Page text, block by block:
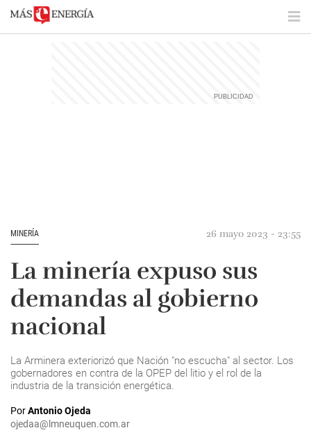
MINERÍA 26 mayo 2023 - 23:55
La minería expuso sus
demandas al gobierno
nacional
La Arminera exteriorizó que Nación "no escucha" al sector. Los
gobernadores en contra de la OPEP del litio y el rol de la
industria de la transición energética.
PorAntonio Ojeda
ojedaa@lmneuquen.com.ar